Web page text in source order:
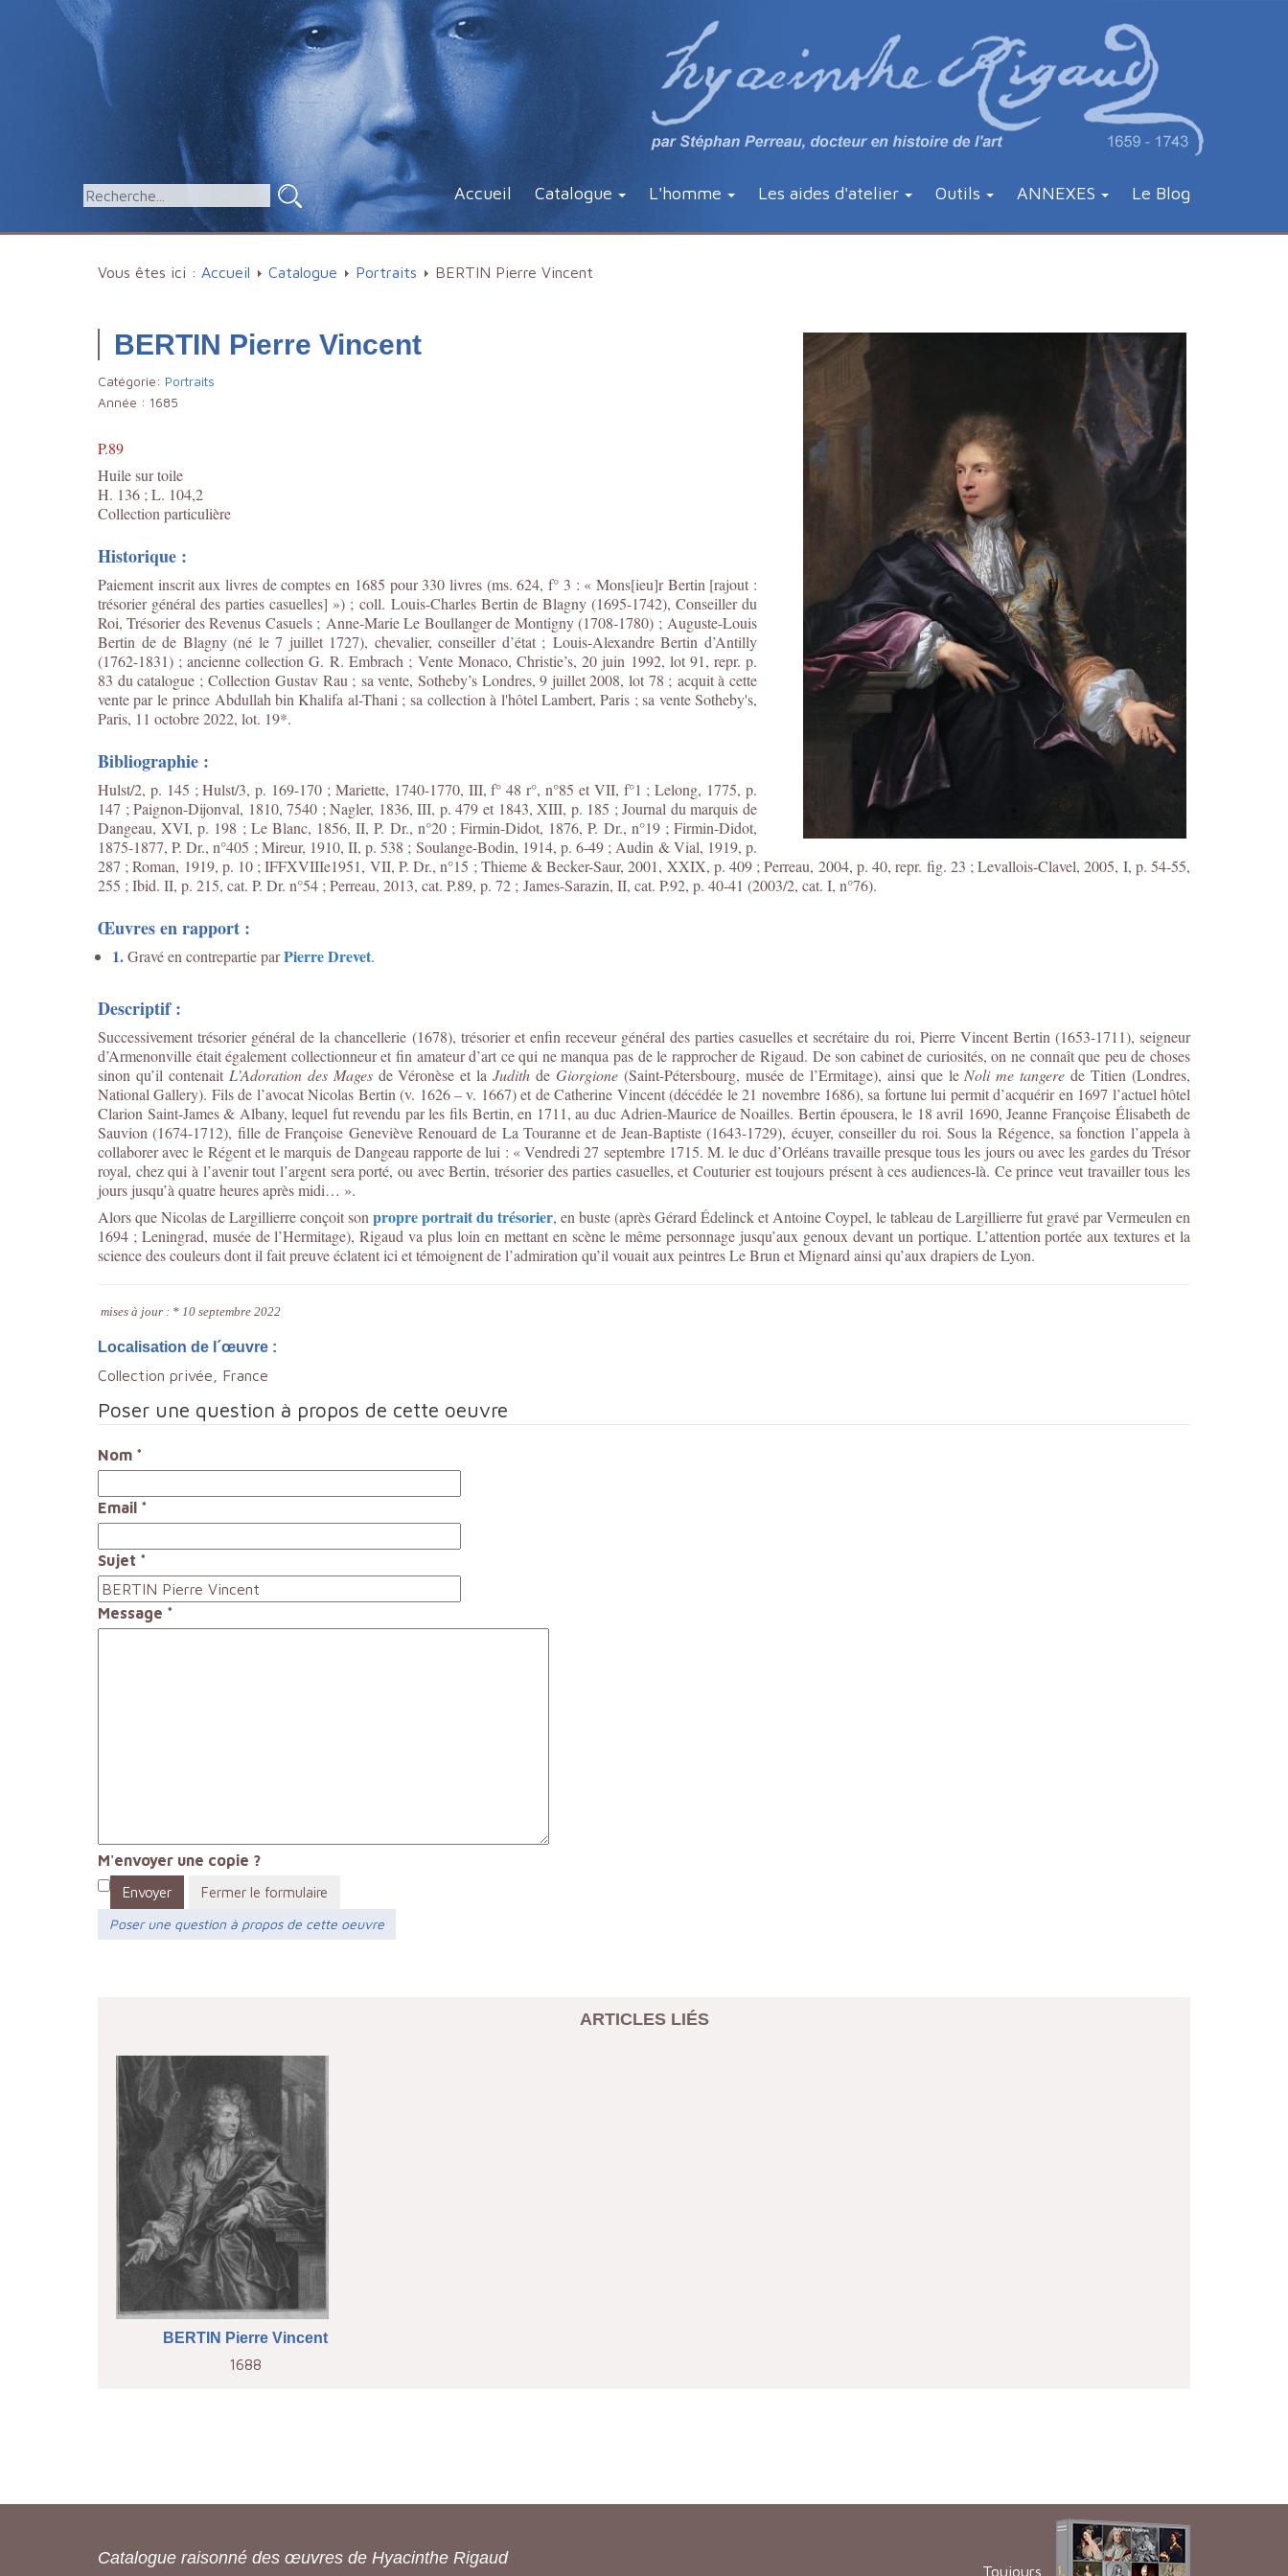
Accueil Catalogue L'homme Les aides d'atelier Outils ANNEXES Le Blog
Vous êtes ici : Accueil Catalogue Portraits BERTIN Pierre Vincent
BERTIN Pierre Vincent
Catégorie: Portraits
Année : 1685
P.89
Huile sur toile
H. 136 ; L. 104,2
Collection particulière
Historique :
Paiement inscrit aux livres de comptes en 1685 pour 330 livres (ms. 624, f° 3 : « Mons[ieu]r Bertin [rajout :
trésorier général des parties casuelles] ») ; coll. Louis-Charles Bertin de Blagny (1695-1742), Conseiller du
Roi, Trésorier des Revenus Casuels ; Anne-Marie Le Boullanger de Montigny (1708-1780) ; Auguste-Louis
Bertin de de Blagny (né le 7 juillet 1727), chevalier, conseiller d’état ; Louis-Alexandre Bertin d’Antilly
(1762-1831) ; ancienne collection G. R. Embrach ; Vente Monaco, Christie’s, 20 juin 1992, lot 91, repr. p.
83 du catalogue ; Collection Gustav Rau ; sa vente, Sotheby’s Londres, 9 juillet 2008, lot 78 ; acquit à cette
vente par leprince Abdullah bin Khalifa al-Thani ; sa collection à l'hôtel Lambert, Paris ; sa vente Sotheby's,
Paris, 11 octobre 2022, lot. 19*.
Bibliographie :
Hulst/2, p. 145 ; Hulst/3, p. 169-170 ; Mariette, 1740-1770, III, f° 48 r°, n°85 et VII, f°1 ; Lelong, 1775, p.
147 ; Paignon-Dijonval, 1810, 7540 ; Nagler, 1836, III, p. 479 et 1843, XIII, p. 185 ; Journal du marquis de
Dangeau, XVI, p. 198 ; Le Blanc, 1856, II, P. Dr., n°20 ; Firmin-Didot, 1876, P. Dr., n°19 ; Firmin-Didot,
1875-1877, P. Dr., n°405 ; Mireur, 1910, II, p. 538 ; Soulange-Bodin, 1914, p. 6-49 ; Audin & Vial, 1919, p.
287 ; Roman, 1919, p. 10 ; IFFXVIIIe1951, VII, P. Dr., n°15 ; Thieme & Becker-Saur, 2001, XXIX, p. 409 ; Perreau, 2004, p. 40, repr. fig. 23 ; Levallois-Clavel, 2005, I, p. 54-55,
255 ; Ibid. II, p. 215, cat. P. Dr. n°54 ; Perreau, 2013, cat. P.89, p. 72 ; James-Sarazin, II, cat. P.92, p. 40-41 (2003/2, cat. I, n°76).
Œuvres en rapport :
1.Gravé en contrepartie parPierre Drevet.
Descriptif :
Successivement trésorier général de la chancellerie (1678), trésorier et enfin receveur général des parties casuelles et secrétaire du roi, Pierre Vincent Bertin (1653-1711), seigneur
d’Armenonville était également collectionneur et fin amateur d’art ce qui ne manqua pas de le rapprocher de Rigaud. De son cabinet de curiosités, on ne connaît que peu de choses
sinon qu’il contenait L’Adoration des Magesde Véronèse et laJudith de Giorgione (Saint-Pétersbourg, musée de l’Ermitage), ainsi que le Noli me tangere de Titien (Londres,
National Gallery). Fils de l’avocat Nicolas Bertin (v. 1626 – v. 1667) et de Catherine Vincent (décédée le 21 novembre 1686), sa fortune lui permit d’acquérir en 1697 l’actuel hôtel
Clarion Saint-James & Albany, lequel fut revendu par les fils Bertin, en 1711, au duc Adrien-Maurice de Noailles. Bertin épousera, le 18 avril 1690, Jeanne Françoise Élisabeth de
Sauvion (1674-1712), fille de Françoise Geneviève Renouard de La Touranne et de Jean-Baptiste (1643-1729), écuyer, conseiller du roi. Sous la Régence, sa fonction l’appela à
collaborer avec le Régent et le marquis de Dangeau rapporte de lui : « Vendredi 27 septembre 1715. M. le duc d’Orléans travaille presque tous les jours ou avec les gardes du Trésor
royal, chez qui à l’avenir tout l’argent sera porté, ou avec Bertin, trésorier des parties casuelles, et Couturier est toujours présent à ces audiences-là. Ce prince veut travailler tous les
jours jusqu’à quatre heures après midi… ».
Alors que Nicolas de Largillierre conçoit son propre portrait du trésorier, en buste (après Gérard Édelinck et Antoine Coypel, le tableau de Largillierre fut gravé par Vermeulen en
1694 ; Leningrad, musée de l’Hermitage), Rigaud va plus loin en mettant en scène le même personnage jusqu’aux genoux devant un portique. L’attention portée aux textures et la
science des couleurs dont il fait preuve éclatent ici et témoignent de l’admiration qu’il vouait aux peintres Le Brun et Mignard ainsi qu’aux drapiers de Lyon.
mises à jour : * 10 septembre 2022
Localisation de l´œuvre :
Collection privée, France
Poser une question à propos de cette oeuvre
Nom *
Email *
Sujet *
Message *
M'envoyer une copie ?
Envoyer
Fermer le formulaire
Poser une question à propos de cette oeuvre
ARTICLES LIÉS
BERTIN Pierre Vincent
1688
Catalogue raisonné des œuvres de Hyacinthe Rigaud
Toujours